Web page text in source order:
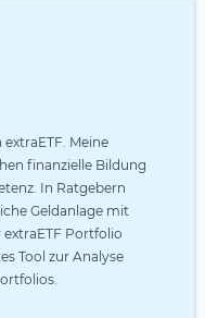
extraETF. Meine
finanzielle Bildung
In Ratgebern
Geldanlage mit
extraETF Portfolio
Tool zur Analyse